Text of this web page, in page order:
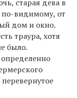
старая дева в
по-видимому, от
дом и окно.
траура, хотя
было.